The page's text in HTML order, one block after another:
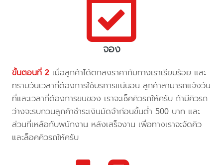
จอง
ขั้นตอนที่ 2 เมื่อลูกค้าได้ตกลงราคากับทางเราเรียบร้อย และ
ทราบวันเวลาที่ต้องการใช้บริการแน่นอน ลูกค้าสามารถแจ้งวัน
ที่และเวลาที่ต้องการขนของ เราจะเช็คคิวรถให้ครับ ถ้ามีคิวรถ
ว่างจะรบกวนลูกค้าชำระเงินมัดจำก่อนขั้นต่ำ 500 บาท และ
ส่วนที่เหลือกับพนักงาน หลังเสร็จงาน เพื่อทางเราจะจัดคิว
และล็อคคิวรถให้ครับ